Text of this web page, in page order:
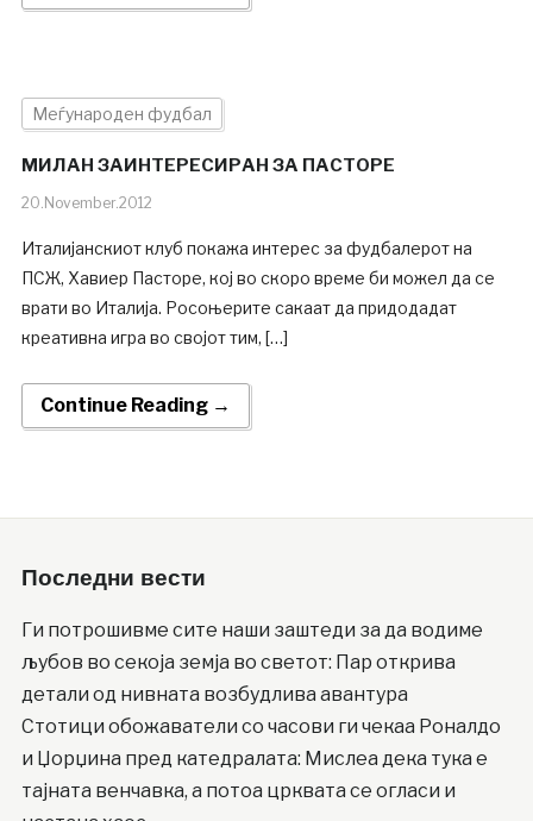
Меѓународен фудбал
МИЛАН ЗАИНТЕРЕСИРАН ЗА ПАСТОРЕ
20.November.2012
Италијанскиот клуб покажа интерес за фудбалерот на
ПСЖ, Хавиер Пасторе, кој во скоро време би можел да се
врати во Италија. Росоњерите сакаат да придодадат
креативна игра во својот тим, […]
Continue Reading →
Последни вести
Ги потрошивме сите наши заштеди за да водиме
љубов во секоја земја во светот: Пар открива
детали од нивната возбудлива авантура
Стотици обожаватели со часови ги чекаа Роналдо
и Џорџина пред катедралата: Мислеа дека тука е
тајната венчавка, а потоа црквата се огласи и